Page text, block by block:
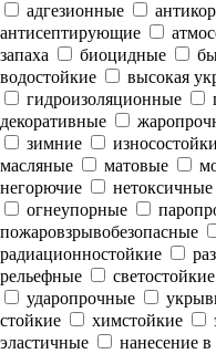
адгезионные
антисептирующие
запаха
биоцидные
водостойкие
высокая
гидроизоляционные
декоративные
зимние
масляные
матовые
негорючие
нетоксичные
огнеупорные
пожаровзрывобезопасные
радиационностойкие
рельефные
светостойкие
ударопрочные
стойкие
химстойкие
эластичные
нанесение в